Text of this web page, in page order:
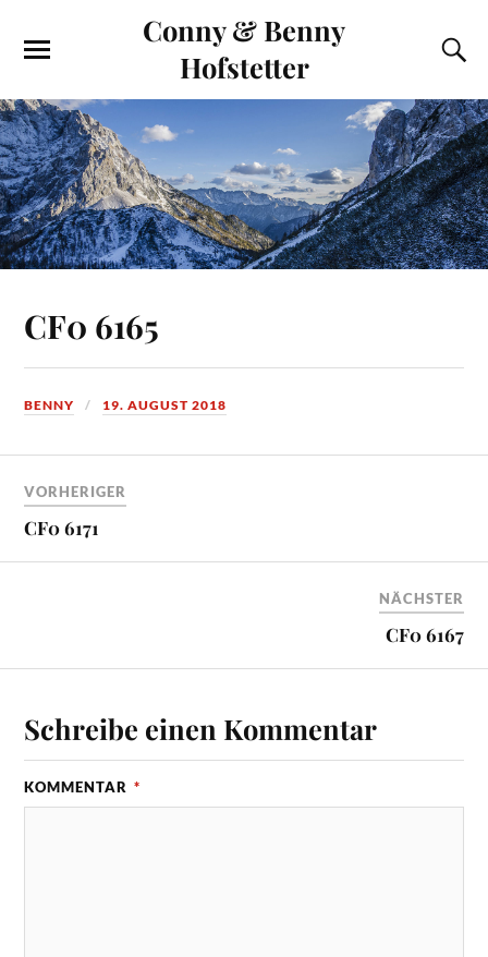
Conny & Benny
Hofstetter
CF0 6165
BENNY 19. AUGUST 2018
VORHERIGER
CF0 6171
NÄCHSTER
CF0 6167
Schreibe einen Kommentar
KOMMENTAR *